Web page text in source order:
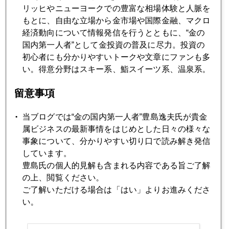
7月 8月 9月 10月 11月 12月
2007年02月28日
金も急落
2007年02月27日
昨年5月の再現か？
2007年02月23日
セオリーと違う展開
2007年02月22日
670ドル台へ急騰
リッヒやニューヨークでの豊富な相場体験と人脈を
もとに、自由な立場から金市場や国際金融、マクロ
経済動向について情報発信を行うとともに、“金の
国内第一人者”として金投資の普及に尽力。投資の
初心者にも分かりやすいトークや文章にファンも多
い。得意分野はスキー系、鮨スイーツ系、温泉系。
留意事項
当ブログでは“金の国内第一人者”豊島逸夫氏が貴金
属ビジネスの最新事情をはじめとした日々の様々な
事象について、分かりやすい切り口で読み解き発信
しています。
豊島氏の個人的見解も含まれる内容である旨ご了解
の上、閲覧ください。
ご了解いただける場合は「はい」よりお進みくださ
い。